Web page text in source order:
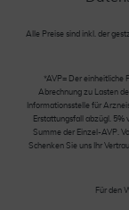
Alle Preise sind inkl. der
*AVP= Der einheitliche
Abrechnung zu Lasten
Informationsstelle für
Erstattungsfall abzügl. 5%
Summe der Einzel-AVP.
Schenken Sie uns Ihr
Für den